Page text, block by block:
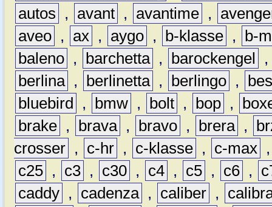
autos
, avant , avantime ,
aveo , ax , aygo , b-klasse ,
b-
baleno , barchetta , barockengel
berlina , berlinetta , berlingo ,
bluebird
, bmw , bolt , bop ,
brake , brava , bravo , brera ,
crosser , c-hr , c-klasse , c-max
c25 , c3 , c30 , c4 , c5 , c6 ,
caddy , cadenza , caliber ,